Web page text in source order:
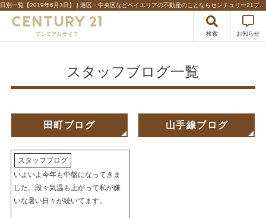
日別一覧【2019年6月3日】 | 港区・中央区などベイエリアの不動産のことならセンチュリー21プレミアムライフ
検索 お知らせ
スタッフブログ一覧
田町ブログ 山手線ブログ
スタッフブログ
いよいよ今年も中盤になってきま
した。段々気温も上がって私が嫌
いな暑い日々が続いてます。